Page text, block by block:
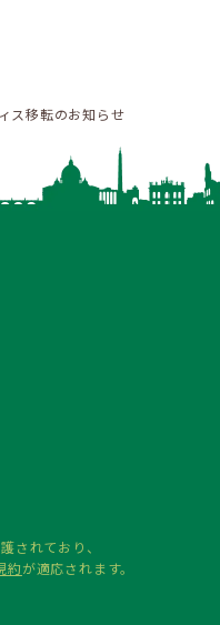
ス移転のお知らせ
されており、
約が適応されます。